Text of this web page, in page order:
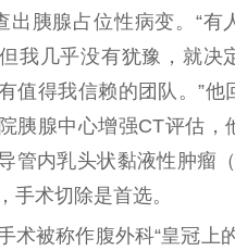
出胰腺占位性病变。“有
我几乎没有犹豫，就决
值得我信赖的团队。”他
胰腺中心增强CT评估，
管内乳头状黏液性肿瘤
手术切除是首选。
被称作腹外科“皇冠上